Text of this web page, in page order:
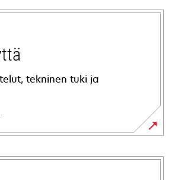
tekninen tuki ja